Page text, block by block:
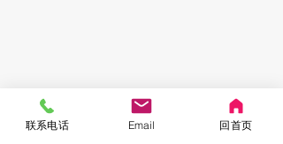
联系电话 Email 回首页